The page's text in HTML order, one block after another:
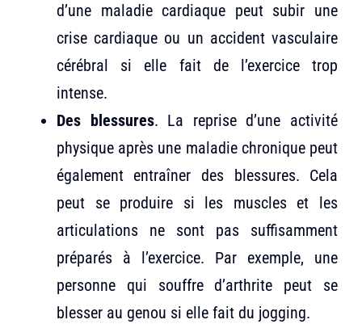
d’une maladie cardiaque peut subir une
crise cardiaque ou un accident vasculaire
cérébral si elle fait de l’exercice trop
intense.
Des blessures. La reprise d’une activité
physique après une maladie chronique peut
également entraîner des blessures. Cela
peut se produire si les muscles et les
articulations ne sont pas suffisamment
préparés à l’exercice. Par exemple, une
personne qui souffre d’arthrite peut se
blesser au genou si elle fait du jogging.